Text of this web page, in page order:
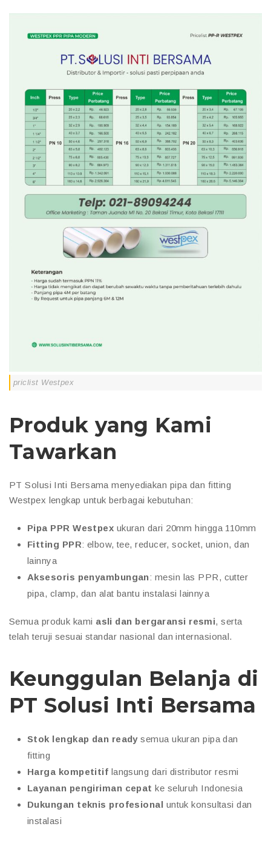
priclist Westpex
Produk yang Kami
Tawarkan
PT Solusi Inti Bersama menyediakan pipa dan fitting
Westpex lengkap untuk berbagai kebutuhan:
Pipa PPR Westpex ukuran dari 20mm hingga 110mm
Fitting PPR: elbow, tee, reducer, socket, union, dan
lainnya
Aksesoris penyambungan: mesin las PPR, cutter
pipa, clamp, dan alat bantu instalasi lainnya
Semua produk kami asli dan bergaransi resmi, serta
telah teruji sesuai standar nasional dan internasional.
Keunggulan Belanja di
PT Solusi Inti Bersama
Stok lengkap dan readysemua ukuran pipa dan
fitting
Harga kompetitif langsung dari distributor resmi
Layanan pengiriman cepat ke seluruh Indonesia
Dukungan teknis profesional untuk konsultasi dan
instalasi